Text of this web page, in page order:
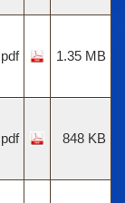
pdf 1.35 MB
pdf 848 KB